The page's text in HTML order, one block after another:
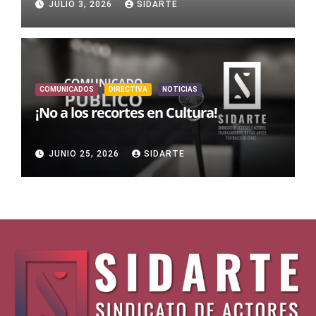
JULIO 3, 2026 SIDARTE
COMUNICADOS DIRECTIVA NOTICIAS
¡No a los recortes en Cultura!
JUNIO 25, 2026 SIDARTE